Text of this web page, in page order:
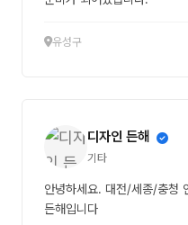
유성구
디자인 든해
기타
안녕하세요. 대전/세종/충청
든해입니다